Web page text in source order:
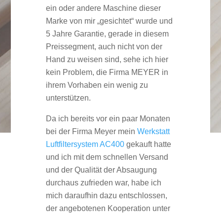
ein oder andere Maschine dieser
Marke von mir „gesichtet“ wurde und
5 Jahre Garantie, gerade in diesem
Preissegment, auch nicht von der
Hand zu weisen sind, sehe ich hier
kein Problem, die Firma MEYER in
ihrem Vorhaben ein wenig zu
unterstützen.
Da ich bereits vor ein paar Monaten
bei der Firma Meyer mein Werkstatt
Luftfiltersystem AC400gekauft hatte
und ich mit dem schnellen Versand
und der Qualität der Absaugung
durchaus zufrieden war, habe ich
mich daraufhin dazu entschlossen,
der angebotenen Kooperation unter